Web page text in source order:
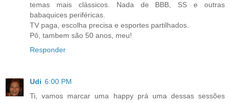
temas mais clássicos. Nada de BBB, SS e outras
babaquices periféricas.
TV paga, escolha precisa e esportes partilhados.
Pô, tambem são 50 anos, meu!
Responder
Udi 6:00 PM
Ti, vamos marcar uma happy prá uma dessas sessões